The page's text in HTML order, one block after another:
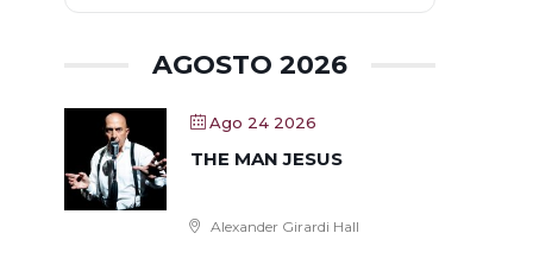
AGOSTO 2026
Ago 24 2026
THE MAN JESUS
Alexander Girardi Hall